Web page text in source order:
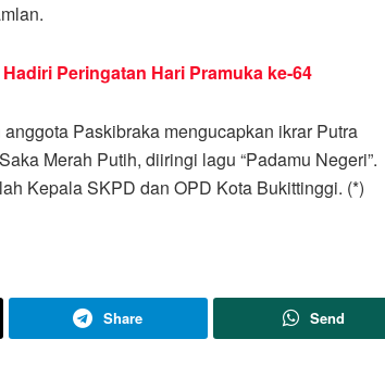
Peringatan Hari Pramuka ke-64
Paskibraka mengucapkan ikrar Putra
Merah Putih, diiringi lagu “Padamu Negeri”.
Kepala SKPD dan OPD Kota Bukittinggi. (*)
Share Send